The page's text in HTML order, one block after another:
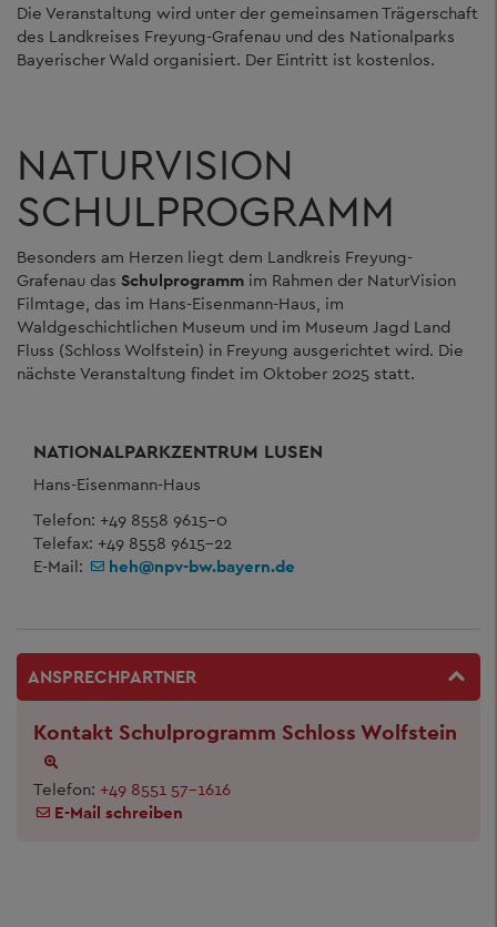
Die Veranstaltung wird unter der gemeinsamen Trägerschaft
des Landkreises Freyung-Grafenau und des Nationalparks
Bayerischer Wald organisiert. Der Eintritt ist kostenlos.
NATURVISION
SCHULPROGRAMM
Besonders am Herzen liegt dem Landkreis Freyung-
Grafenau das Schulprogramm im Rahmen der NaturVision
Filmtage, das im Hans-Eisenmann-Haus, im
Waldgeschichtlichen Museum und im Museum Jagd Land
Fluss (Schloss Wolfstein) in Freyung ausgerichtet wird. Die
nächste Veranstaltung findet im Oktober 2025 statt.
NATIONALPARKZENTRUM LUSEN
Hans-Eisenmann-Haus
Telefon: +49 8558 9615-0
Telefax: +49 8558 9615-22
E-Mail:
heh@npv-bw.bayern.de
ANSPRECHPARTNER
Kontakt Schulprogramm Schloss Wolfstein
Telefon: +49 8551 57-1616
E-Mail schreiben